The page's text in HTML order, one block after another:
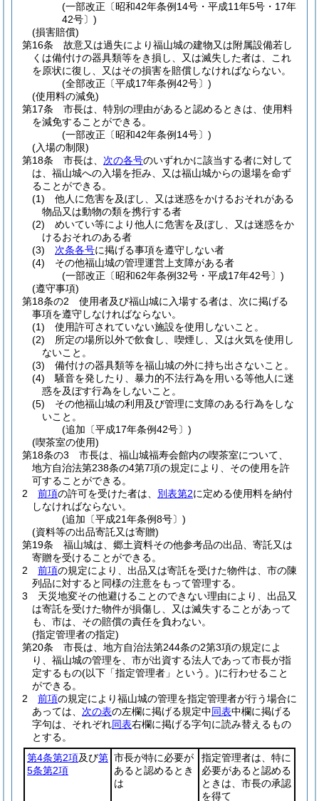
(一部改正〔昭和42年条例14号・平成11年5号・17年
42号〕)
(損害賠償)
第16条
故意又は過失により福山城の建物又は附属設備若し
くは備付けの器具類等をき損し、又は滅失した者は、これ
を原状に復し、又はその損害を賠償しなければならない。
(全部改正〔平成17年条例42号〕)
(使用料の減免)
第17条
市長は、特別の理由があると認めるときは、使用料
を減免することができる。
(一部改正〔昭和42年条例14号〕)
(入場の制限)
第18条
市長は、 次の各号のいずれかに該当する者に対して
は、福山城への入場を拒み、又は福山城からの退場を命ず
ることができる。
(1)
他人に危害を及ぼし、又は迷惑をかけるおそれがある
物品又は動物の類を携行する者
(2)
めいてい等により他人に危害を及ぼし、又は迷惑をか
けるおそれのある者
(3)
次条各号に掲げる事項を遵守しない者
(4)
その他福山城の管理運営上支障がある者
(一部改正〔昭和62年条例32号・平成17年42号〕)
(遵守事項)
第18条の2
使用者及び福山城に入場する者は、次に掲げる
事項を遵守しなければならない。
(1)
使用許可されていない施設を使用しないこと。
(2)
所定の場所以外で飲食し、喫煙し、又は火気を使用し
ないこと。
(3)
備付けの器具類等を福山城の外に持ち出さないこと。
(4)
騒音を発したり、暴力的不法行為を用いる等他人に迷
惑を及ぼす行為をしないこと。
(5)
その他福山城の利用及び管理に支障のある行為をしな
いこと。
(追加〔平成17年条例42号〕)
(喫茶室の使用)
第18条の3
市長は、福山城福寿会館内の喫茶室について、
地方自治法第238条の4第7項の規定により、その使用を許
可することができる。
2
前項の許可を受けた者は、 別表第2に定める使用料を納付
しなければならない。
(追加〔平成21年条例8号〕)
(資料等の出品寄託又は寄贈)
第19条
福山城は、郷土資料その他参考品の出品、寄託又は
寄贈を受けることができる。
2
前項の規定により、出品又は寄託を受けた物件は、市の陳
列品に対すると同様の注意をもって管理する。
3
天災地変その他避けることのできない理由により、出品又
は寄託を受けた物件が損傷し、又は滅失することがあって
も、市は、その賠償の責任を負わない。
(指定管理者の指定)
第20条
市長は、地方自治法第244条の2第3項の規定によ
り、福山城の管理を、市が出資する法人であって市長が指
定するもの(以下「指定管理者」という。)に行わせること
ができる。
2
前項の規定により福山城の管理を指定管理者が行う場合に
あっては、 次の表の左欄に掲げる規定中同表中欄に掲げる
字句は、それぞれ同表右欄に掲げる字句に読み替えるもの
とする。
第4条第2項及び第
5条第2項
市長が特に必要が
あると認めるとき
は
指定管理者は、特に
必要があると認める
ときは、市長の承認
を得て